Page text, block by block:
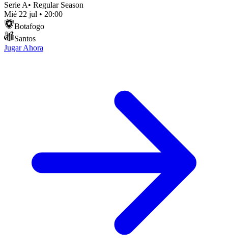
Serie A• Regular Season
Mié 22 jul • 20:00
Botafogo
Santos
Jugar Ahora